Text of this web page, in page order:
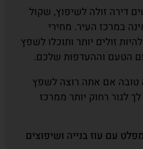
דירה זולה לשיפוץ, שקול
במרכז העיר. מחירי
זולים יותר ותוכלו לשפץ
הטעם וההעדפות שלכם.
טובה אם אתה רוצה לשפץ
לגור רחוק יותר ממרכז
עם עוז בנייה ושיפוצים